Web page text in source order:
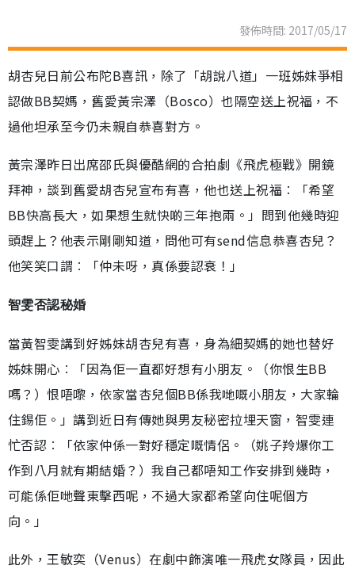
發佈時間: 2017/05/17
胡杏兒日前公布陀B喜訊，除了「胡說八道」一班姊妹爭相
認做BB契媽，舊愛黃宗澤（Bosco）也隔空送上祝福，不
過他坦承至今仍未親自恭喜對方。
黃宗澤昨日出席邵氏與優酷網的合拍劇《飛虎極戰》開鏡
拜神，談到舊愛胡杏兒宣布有喜，他也送上祝福︰「希望
BB快高長大，如果想生就快啲三年抱兩。」問到他幾時迎
頭趕上？他表示剛剛知道，問他可有send信息恭喜杏兒？
他笑笑口謂︰「仲未呀，真係要認衰！」
智雯否認秘婚
當黃智雯講到好姊妹胡杏兒有喜，身為細契媽的她也替好
姊妹開心︰「因為佢一直都好想有小朋友。（你恨生BB
嗎？）恨唔嚟，依家當杏兒個BB係我哋嘅小朋友，大家輪
住錫佢。」講到近日有傳她與男友秘密拉埋天窗，智雯連
忙否認︰「依家仲係一對好穩定嘅情侶。（姚子羚爆你工
作到八月就有期結婚？）我自己都唔知工作安排到幾時，
可能係佢哋聲東擊西呢，不過大家都希望向住呢個方
向。」
此外，王敏奕（Venus）在劇中飾演唯一飛虎女隊員，因此